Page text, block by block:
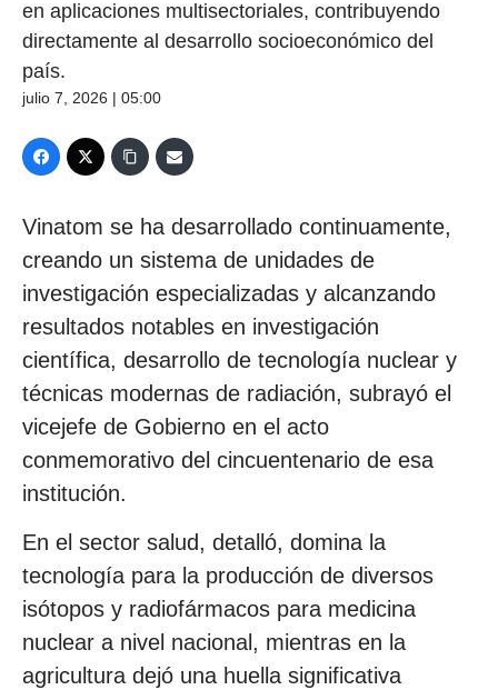
en aplicaciones multisectoriales, contribuyendo
directamente al desarrollo socioeconómico del
país.
julio 7, 2026 | 05:00
Vinatom se ha desarrollado continuamente,
creando un sistema de unidades de
investigación especializadas y alcanzando
resultados notables en investigación
científica, desarrollo de tecnología nuclear y
técnicas modernas de radiación, subrayó el
vicejefe de Gobierno en el acto
conmemorativo del cincuentenario de esa
institución.
En el sector salud, detalló, domina la
tecnología para la producción de diversos
isótopos y radiofármacos para medicina
nuclear a nivel nacional, mientras en la
agricultura dejó una huella significativa